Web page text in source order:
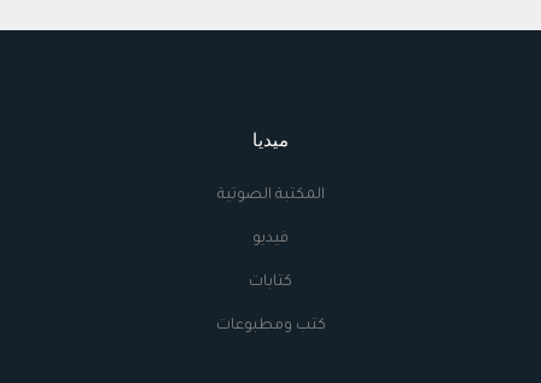
ميديا
المكتبة الصوتية
فيديو
كتابات
كتب ومطبوعات